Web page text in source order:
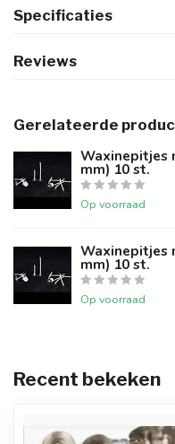
Specificaties
Reviews
Gerelateerde
Waxinepitjes
mm) 10 st.
Op voorraad
Waxinepitjes
mm) 10 st.
Op voorraad
Recent bekeken